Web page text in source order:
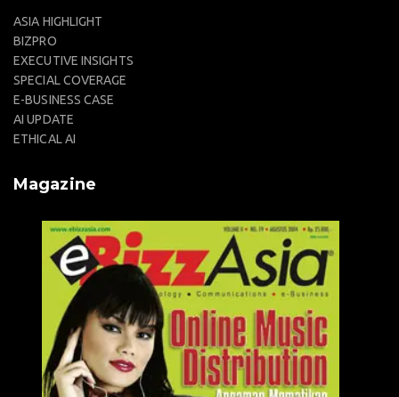
ASIA HIGHLIGHT
BIZPRO
EXECUTIVE INSIGHTS
SPECIAL COVERAGE
E-BUSINESS CASE
AI UPDATE
ETHICAL AI
Magazine